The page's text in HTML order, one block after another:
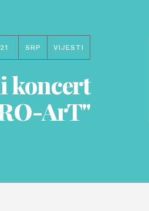
21 SRP VIJESTI
koncert
ArT"